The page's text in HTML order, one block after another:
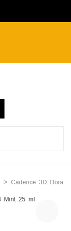
Cadence 3D Dora